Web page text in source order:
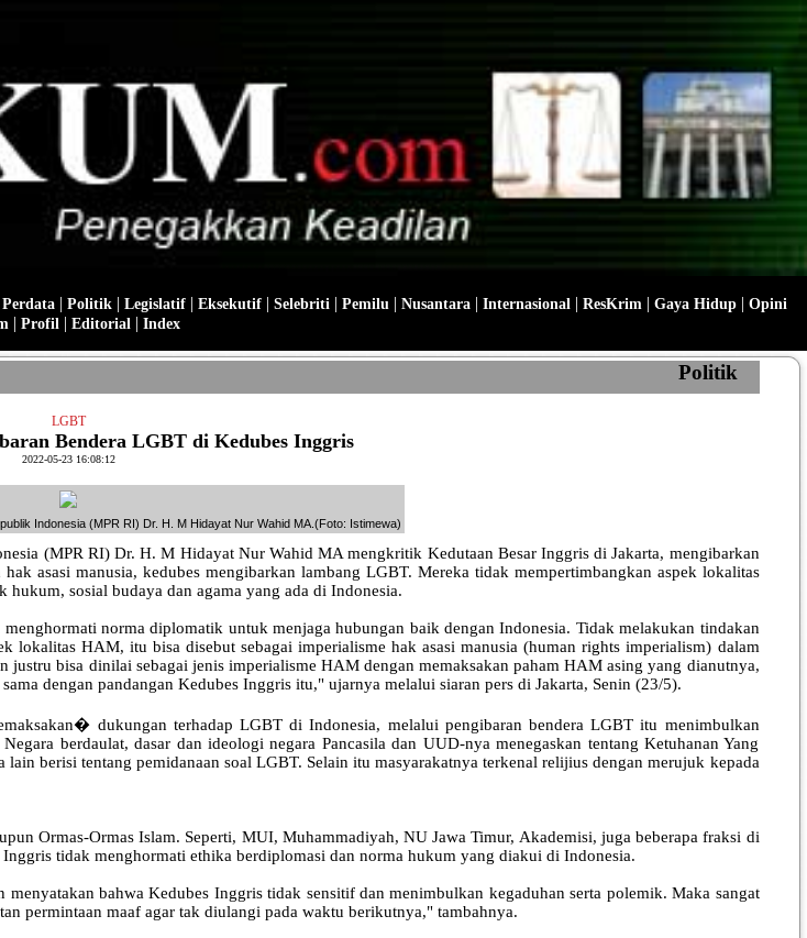
Perdata | Politik | Legislatif | Eksekutif | Selebriti | Pemilu | Nusantara | Internasional | ResKrim | Gaya Hidup | Opini
| Profil | Editorial | Index
Politik
LGBT
Bendera LGBT di Kedubes Inggris
2022-05-23 16:08:12
Indonesia (MPR RI) Dr. H. M Hidayat Nur Wahid MA.(Foto: Istimewa)
(MPR RI) Dr. H. M Hidayat Nur Wahid MA mengkritik Kedutaan Besar Inggris di Jakarta, mengibarkan
asasi manusia, kedubes mengibarkan lambang LGBT. Mereka tidak mempertimbangkan aspek lokalitas
sosial budaya dan agama yang ada di Indonesia.
norma diplomatik untuk menjaga hubungan baik dengan Indonesia. Tidak melakukan tindakan
HAM, itu bisa disebut sebagai imperialisme hak asasi manusia (human rights imperialism) dalam
bisa dinilai sebagai jenis imperialisme HAM dengan memaksakan paham HAM asing yang dianutnya,
dengan pandangan Kedubes Inggris itu," ujarnya melalui siaran pers di Jakarta, Senin (23/5).
dukungan terhadap LGBT di Indonesia, melalui pengibaran bendera LGBT itu menimbulkan
berdaulat, dasar dan ideologi negara Pancasila dan UUD-nya menegaskan tentang Ketuhanan Yang
berisi tentang pemidanaan soal LGBT. Selain itu masyarakatnya terkenal relijius dengan merujuk kepada
Ormas-Ormas Islam. Seperti, MUI, Muhammadiyah, NU Jawa Timur, Akademisi, juga beberapa fraksi di
tidak menghormati ethika berdiplomasi dan norma hukum yang diakui di Indonesia.
bahwa Kedubes Inggris tidak sensitif dan menimbulkan kegaduhan serta polemik. Maka sangat
permintaan maaf agar tak diulangi pada waktu berikutnya," tambahnya.